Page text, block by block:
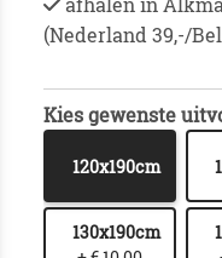
(Nederland 39,-/
Kies gewenste
120x190cm
130x190cm